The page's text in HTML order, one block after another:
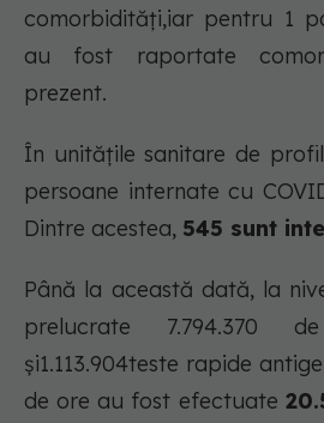
comorbidități,iar pentru 1
au fost raportate
prezent.
În unitățile sanitare de
persoane internate cu
Dintre acestea, 545 sunt
Până la această dată, la
prelucrate 7.794.370
și1.113.904teste rapide
de ore au fost efectuate